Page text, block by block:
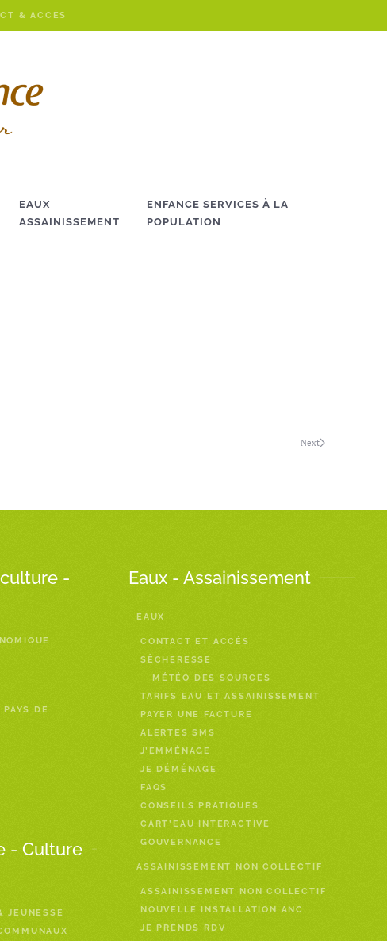
& ACCÈS
EAUX
ASSAINISSEMENT
ENFANCE SERVICES À LA
POPULATION
Next
-
PAYS DE
- Culture
JEUNESSE
Eaux - Assainissement
EAUX
CONTACT ET ACCÈS
SÈCHERESSE
MÉTÉO DES SOURCES
TARIFS EAU ET ASSAINISSEMENT
PAYER UNE FACTURE
ALERTES SMS
J’EMMÉNAGE
JE DÉMÉNAGE
FAQS
CONSEILS PRATIQUES
CART’EAU INTERACTIVE
GOUVERNANCE
ASSAINISSEMENT NON COLLECTIF
ASSAINISSEMENT NON COLLECTIF
NOUVELLE INSTALLATION ANC
JE PRENDS RDV